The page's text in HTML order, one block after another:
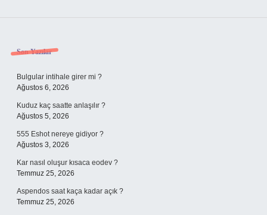
Sidebar
Son Yazılar
Bulgular intihale girer mi ?
Ağustos 6, 2026
Kuduz kaç saatte anlaşılır ?
Ağustos 5, 2026
555 Eshot nereye gidiyor ?
Ağustos 3, 2026
Kar nasıl oluşur kısaca eodev ?
Temmuz 25, 2026
Aspendos saat kaça kadar açık ?
Temmuz 25, 2026